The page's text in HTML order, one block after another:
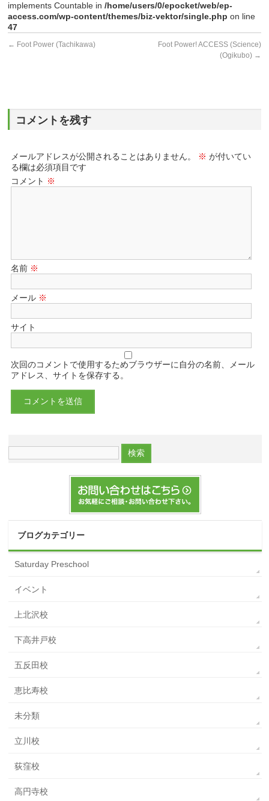
implements Countable in/home/users/0/epocket/web/ep-
access.com/wp-content/themes/biz-vektor/single.php on line
47
← Foot Power (Tachikawa)
Foot Power! ACCESS (Science)
(Ogikubo) →
コメントを残す
メールアドレスが公開されることはありません。 ※ が付いてい
る欄は必須項目です
コメント ※
名前 ※
メール ※
サイト
次回のコメントで使用するためブラウザーに自分の名前、メール
アドレス、サイトを保存する。
ブログカテゴリー
Saturday Preschool
イベント
上北沢校
下高井戸校
五反田校
恵比寿校
未分類
立川校
荻窪校
高円寺校